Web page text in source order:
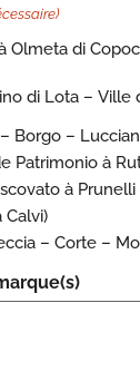
Olmeta di
di Lota – Ville
Borgo –
Patrimonio à
à
Calvi)
– Corte –